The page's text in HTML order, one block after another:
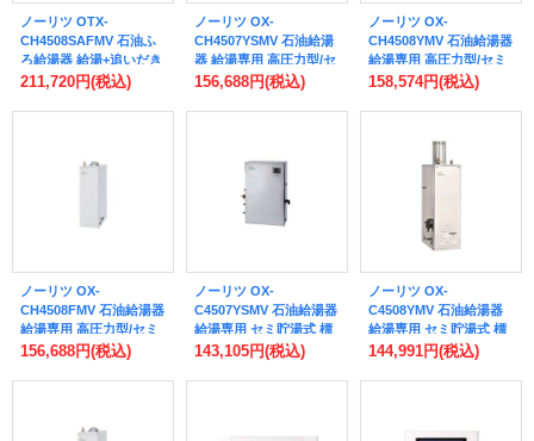
ノーリツ OTX-
CH4508SAFMV 石油ふ
ろ給湯器 給湯+追いだき
高圧力型/セミ貯湯式 オ
CH 屋内据置形 リモコン
211,720円(税込)
ノーリツ OX-
CH4507YSMV 石油給湯
器 給湯専用 高圧力型/セ
ミ貯湯式 標準 エコフィ
リモコン別売 ♪
156,688円(税込)
ノーリツ OX-
CH4508YMV 石油給湯器
給湯専用 高圧力型/セミ
貯湯式 標準 エコフィー
リモコン別売 ♪
158,574円(税込)
ノーリツ OX-
CH4508FMV 石油給湯器
給湯専用 高圧力型/セミ
貯湯式 標準 エコフィー
リモコン別売 ♪
156,688円(税込)
ノーリツ OX-
C4507YSMV 石油給湯器
給湯専用 セミ貯湯式 標
準 エコフィール OX-C
売 ♪
143,105円(税込)
ノーリツ OX-
C4508YMV 石油給湯器
給湯専用 セミ貯湯式 標
準 エコフィール OX-C
売 ♪
144,991円(税込)